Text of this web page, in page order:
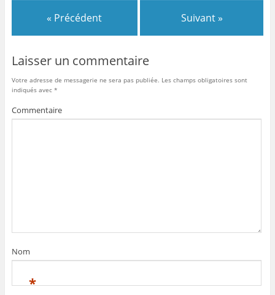
« Précédent Suivant »
Laisser un commentaire
Votre adresse de messagerie ne sera pas publiée. Les champs obligatoires sont
indiqués avec *
Commentaire
Nom
*